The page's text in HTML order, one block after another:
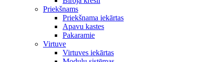
Priekšnams
Priekšnama iekārtas
Apavu kastes
Pakaramie
Virtuve
Virtuves iekārtas